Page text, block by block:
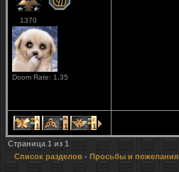
1370
Doom Rate: 1.35
1 1 1
Страница 1из 1
Список разделов - Просьбы и пожелания